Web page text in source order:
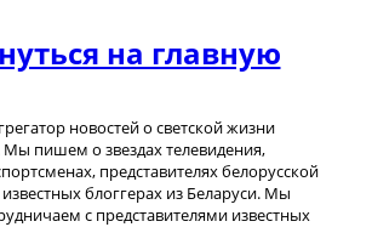
на главную
новостей о светской жизни
Мы пишем о звездах телевидения,
представителях белорусской
блоггерах из Беларуси. Мы
с представителями известных